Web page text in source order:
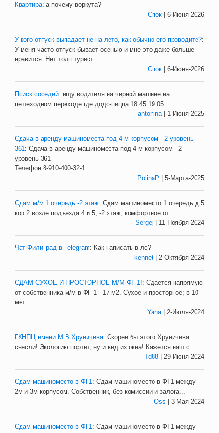
Квартира: а почему воркута?
Спок | 6-Июня-2026
У кого отпуск выпадает не на лето, как обычно его проводите?:
У меня часто отпуск бывает осенью и мне это даже больше
нравится. Нет толп турист...
Спок | 6-Июня-2026
Поиск соседей: ищу водителя на черной машине на
пешеходном переходе где додо-пицца 18.45 19.05...
antonina| 1-Июня-2025
Сдача в аренду машиноместа под 4-м корпусом - 2 уровень
361: Сдача в аренду машиноместа под 4-м корпусом - 2
уровень 361
Телефон 8-910-400-32-1...
PolinaP | 5-Марта-2025
Сдам м/м 1 очередь -2 этаж: Сдам машиноместо 1 очередь д.5
кор 2 возле подъезда 4 и 5, -2 этаж, комфортное от...
Sergej | 11-Ноября-2024
Чат ФилиГрад в Telegram: Как написать в лс?
kennet | 2-Октября-2024
СДАМ СУХОЕ И ПРОСТОРНОЕ М/М ФГ-1!: Сдается напрямую
от собственника м/м в ФГ-1 - 17 м2. Сухое и просторное; в 10
мет...
Yana| 2-Июля-2024
ГКНПЦ имени М.В.Хруничева: Скорее бы этого Хруничева
снесли! Экологию портит, ну и вид из окна! Кажется наш с...
Td88 | 29-Июня-2024
Сдам машиноместо в ФГ1: Сдам машиноместо в ФГ1 между
2м и 3м корпусом. Собственник, без комиссии и залога...
Oss | 3-Мая-2024
Сдам машиноместо в ФГ1: Сдам машиноместо в ФГ1 между